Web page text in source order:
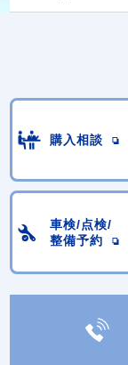
購入相談
車検/点検/
整備予約